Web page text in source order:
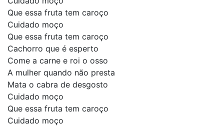
Que essa fruta tem caroço
Cuidado moço
Que essa fruta tem caroço
Cachorro que é esperto
Come a carne e roi o osso
A mulher quando não presta
Mata o cabra de desgosto
Cuidado moço
Que essa fruta tem caroço
Cuidado moço